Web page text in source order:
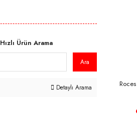
Hızlı Ürün Arama
Ara
Detaylı Arama